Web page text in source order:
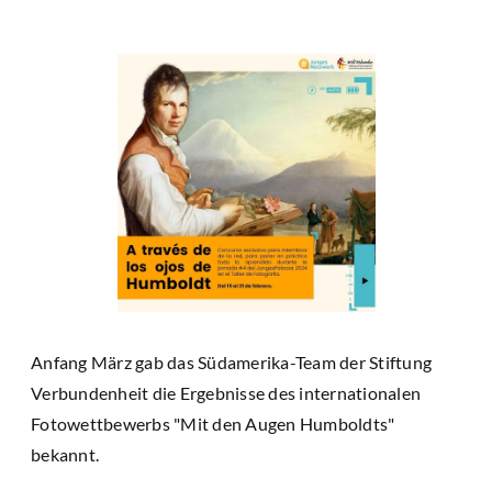
Anfang März gab das Südamerika-Team der Stiftung
Verbundenheit die Ergebnisse des internationalen
Fotowettbewerbs "Mit den Augen Humboldts"
bekannt.